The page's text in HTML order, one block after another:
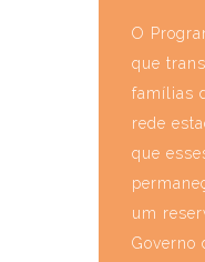
O
que
famílias
rede
que
um
Governo